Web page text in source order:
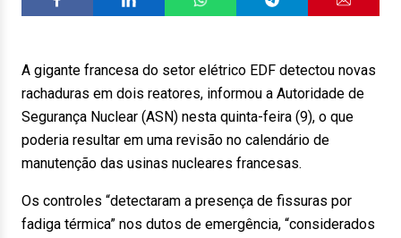
A gigante francesa do setor elétrico EDF detectou novas
rachaduras em dois reatores, informou a Autoridade de
Segurança Nuclear (ASN) nesta quinta-feira (9), o que
poderia resultar em uma revisão no calendário de
manutenção das usinas nucleares francesas.
Os controles “detectaram a presença de fissuras por
fadiga térmica” nos dutos de emergência, “considerados